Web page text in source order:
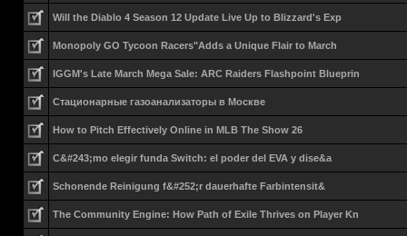
Will the Diablo 4 Season 12 Update Live Up to Blizzard's Exp
Monopoly GO Tycoon Racers"Adds a Unique Flair to March
IGGM's Late March Mega Sale: ARC Raiders Flashpoint Blueprin
Стационарные газоанализаторы в Москве
How to Pitch Effectively Online in MLB The Show 26
C&#243;mo elegir funda Switch: el poder del EVA y dise&a
Schonende Reinigung f&#252;r dauerhafte Farbintensit&
The Community Engine: How Path of Exile Thrives on Player Kn